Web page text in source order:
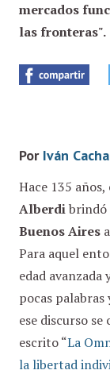
mercados
las fronteras".
Por Iván
Hace 135
Alberdibrindó
Buenos Aires
Para aquel
edad avanzada
pocas palabras
ese discurso
escrito “La
la libertad